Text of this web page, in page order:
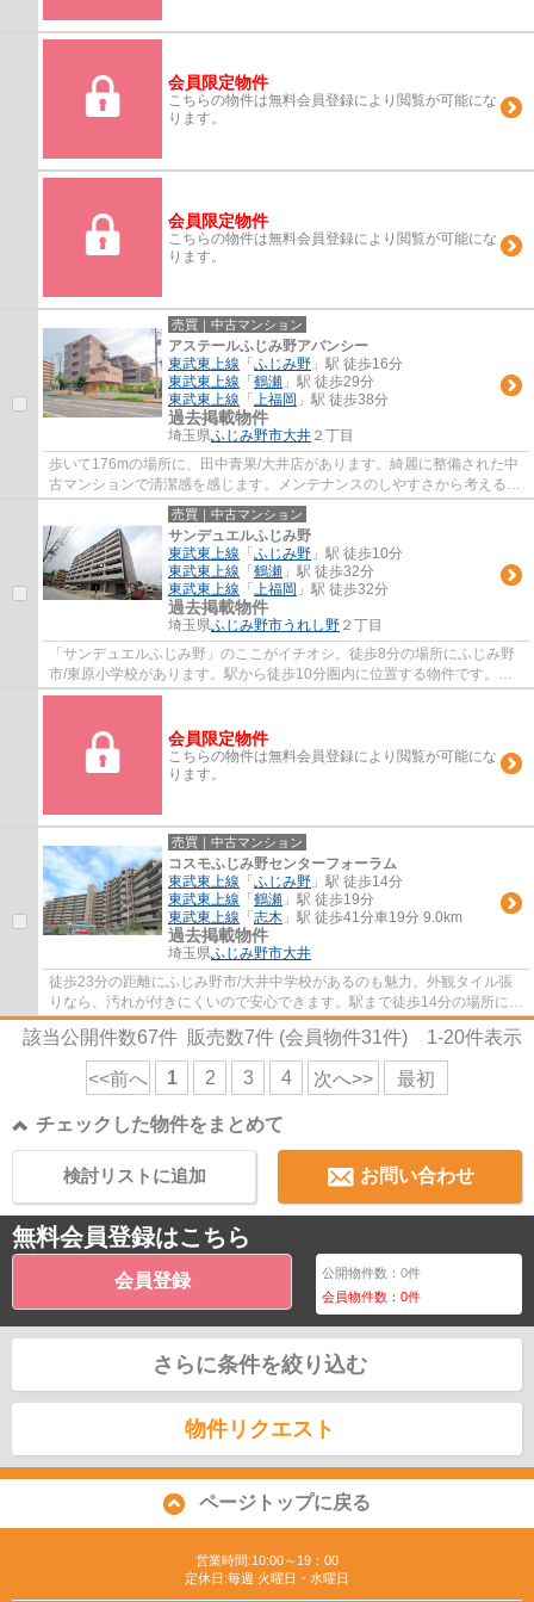
会員限定物件
こちらの物件は無料会員登録により閲覧が可能にな
ります。
会員限定物件
こちらの物件は無料会員登録により閲覧が可能にな
ります。
売買｜中古マンション
アステールふじみ野アバンシー
東武東上線 「 ふじみ野 」駅 徒歩16分
東武東上線 「 鶴瀬 」駅 徒歩29分
東武東上線 「 上福岡 」駅 徒歩38分
過去掲載物件
埼玉県ふじみ野市大井 ２丁目
歩いて176mの場所に、田中青果/大井店があります。綺麗に整備された中
古マンションで清潔感を感じます。メンテナンスのしやすさから考えると
決して高くない外観タイル張りの物件。ふじ...
売買｜中古マンション
サンデュエルふじみ野
東武東上線 「 ふじみ野 」駅 徒歩10分
東武東上線 「 鶴瀬 」駅 徒歩32分
東武東上線 「 上福岡 」駅 徒歩32分
過去掲載物件
埼玉県ふじみ野市うれし野 ２丁目
「サンデュエルふじみ野」のここがイチオシ。徒歩8分の場所にふじみ野
市/東原小学校があります。駅から徒歩10分圏内に位置する物件です。中
古でありながら、綺麗で機能的な設備のある...
会員限定物件
こちらの物件は無料会員登録により閲覧が可能にな
ります。
売買｜中古マンション
コスモふじみ野センターフォーラム
東武東上線 「 ふじみ野 」駅 徒歩14分
東武東上線 「 鶴瀬 」駅 徒歩19分
東武東上線 「 志木 」駅 徒歩41分車19分 9.0km
過去掲載物件
埼玉県ふじみ野市大井
徒歩23分の距離にふじみ野市/大井中学校があるのも魅力。外観タイル張
りなら、汚れが付きにくいので安心できます。駅まで徒歩14分の場所に立
地しています。エレベーター付きの物件です...
該当公開件数67件 販売数7件 (会員物件31件) 1-20件表示
<<前へ 1 2 3 4 次へ>> 最初
チェックした物件をまとめて
お問い合わせ
検討リストに追加
無料会員登録はこちら
会員登録 公開物件数：0件
会員物件数：0件
さらに条件を絞り込む
物件リクエスト
ページトップに戻る
営業時間:10:00～19：00
定休日:毎週 火曜日・水曜日